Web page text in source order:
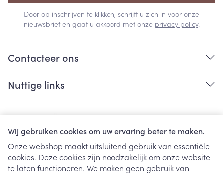
Wij gebruiken cookies om uw ervaring beter te maken.
Onze webshop maakt uitsluitend gebruik van essentiële
cookies. Deze cookies zijn noodzakelijk om onze website
te laten functioneren. We maken geen gebruik van
Door op inschrijven te klikken, schrijft u zich in voor onze
nieuwsbrief en gaat u akkoord met onze privacy policy.
Contacteer ons
Nuttige links
Juridische links